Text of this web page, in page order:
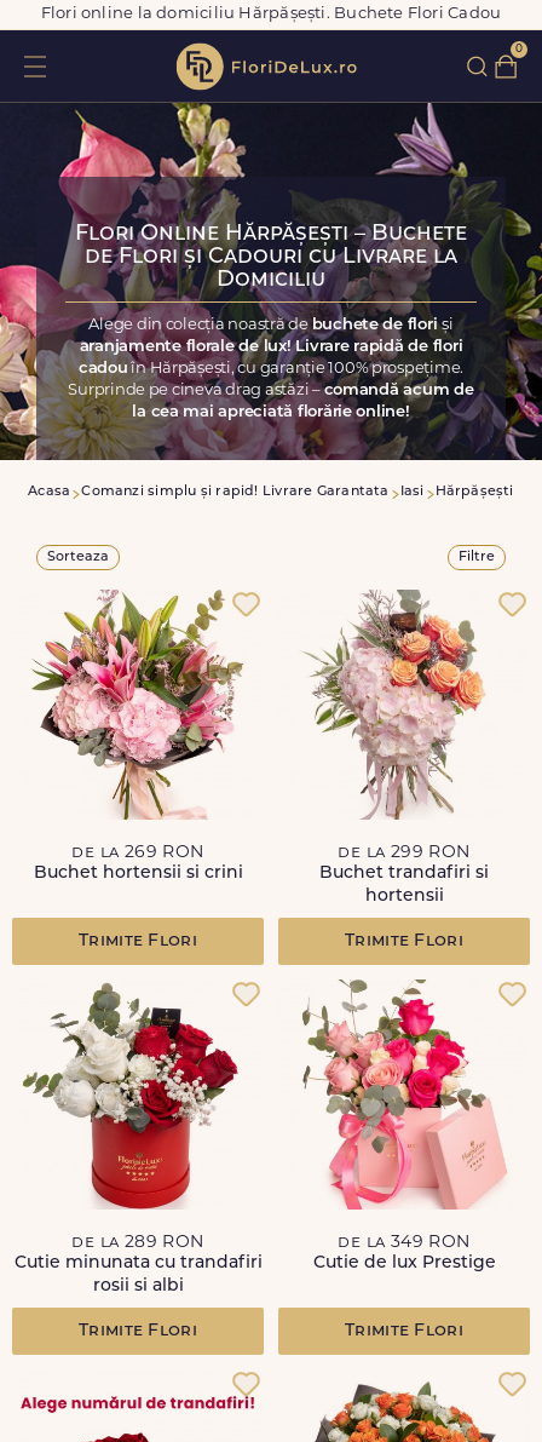
Flori online la domiciliu Hărpășești. Buchete Flori Cadou
0
Flori Online Hărpășești – Buchete
de Flori și Cadouri cu Livrare la
Domiciliu
Alege din colecția noastră de buchete de floriși
aranjamente florale de lux! Livrare rapidă de flori
cadou în Hărpășești, cu garanție 100% prospețime.
Surprinde pe cineva drag astăzi –comandă acum de
la cea mai apreciată florărie online!
Acasa Comanzi simplu și rapid! Livrare Garantata Iasi Hărpășești
Sorteaza Filtre
de la 269 RON
Buchet hortensii si crini
Trimite Flori
de la 299 RON
Buchet trandafiri si
hortensii
Trimite Flori
de la 289 RON
Cutie minunata cu trandafiri
rosii si albi
Trimite Flori
de la 349 RON
Cutie de lux Prestige
Trimite Flori